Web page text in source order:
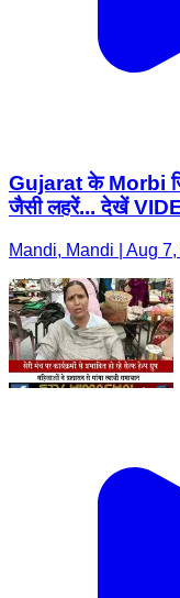
Gujarat के Morbi
जैसी लहरें... देखें
Mandi, Mandi | Aug